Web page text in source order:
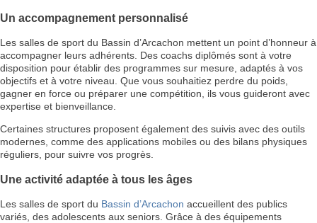
Un accompagnement personnalisé
Les salles de sport du Bassin d’Arcachon mettent un point d’honneur à
accompagner leurs adhérents. Des coachs diplômés sont à votre
disposition pour établir des programmes sur mesure, adaptés à vos
objectifs et à votre niveau. Que vous souhaitiez perdre du poids,
gagner en force ou préparer une compétition, ils vous guideront avec
expertise et bienveillance.
Certaines structures proposent également des suivis avec des outils
modernes, comme des applications mobiles ou des bilans physiques
réguliers, pour suivre vos progrès.
Une activité adaptée à tous les âges
Les salles de sport du Bassin d’Arcachon accueillent des publics
variés, des adolescents aux seniors. Grâce à des équipements